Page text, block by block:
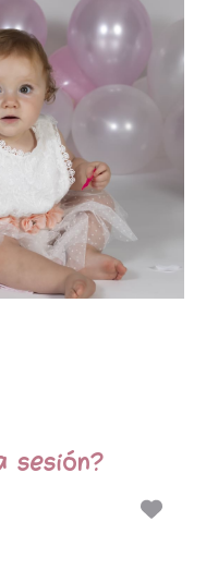
sesión?